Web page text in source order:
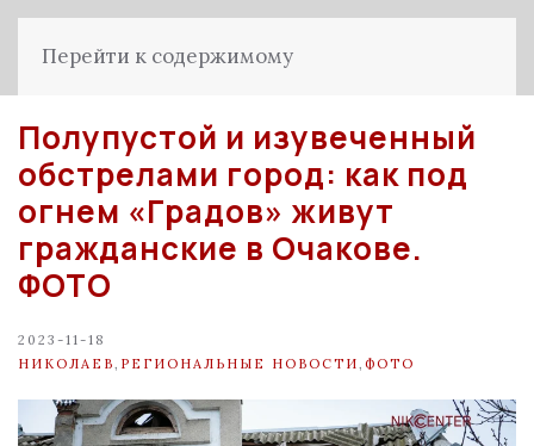
Перейти к содержимому
Полупустой и изувеченный
обстрелами город: как под
огнем «Градов» живут
гражданские в Очакове.
ФОТО
2023-11-18
НИКОЛАЕВ РЕГИОНАЛЬНЫЕ НОВОСТИ ФОТО